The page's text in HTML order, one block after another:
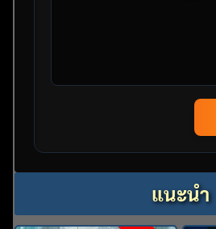
แนะนำ